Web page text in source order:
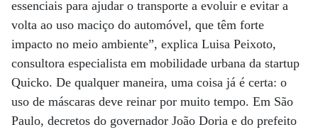
essenciais para ajudar o transporte a evoluir e evitar a
volta ao uso maciço do automóvel, que têm forte
impacto no meio ambiente”, explica Luisa Peixoto,
consultora especialista em mobilidade urbana da startup
Quicko. De qualquer maneira, uma coisa já é certa: o
uso de máscaras deve reinar por muito tempo. Em São
Paulo, decretos do governador João Doria e do prefeito